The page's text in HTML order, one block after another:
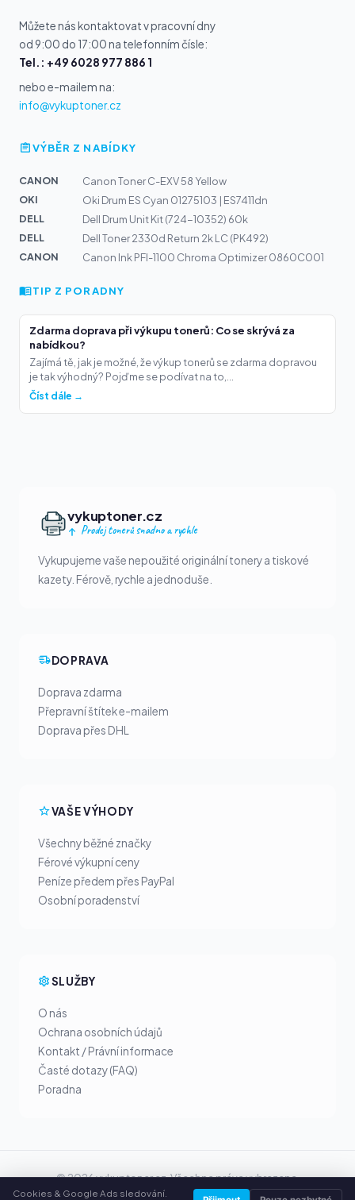
Můžete nás kontaktovat v pracovní dny
od 9:00 do 17:00 na telefonním čísle:
Tel.: +49 6028 977 886 1
nebo e-mailem na:
info@vykuptoner.cz
VÝBĚR Z NABÍDKY
CANON
Canon Toner C-EXV 58 Yellow
OKI
Oki Drum ES Cyan 01275103 | ES7411dn
DELL
Dell Drum Unit Kit (724-10352) 60k
DELL
Dell Toner 2330d Return 2k LC (PK492)
CANON
Canon Ink PFI-1100 Chroma Optimizer 0860C001
TIP Z PORADNY
Zdarma doprava při výkupu tonerů: Co se skrývá za
nabídkou?
Zajímá tě, jak je možné, že výkup tonerů se zdarma dopravou
je tak výhodný? Pojďme se podívat na to,...
Číst dále →
vykuptoner.cz
Prodej tonerů snadno a rychle
Vykupujeme vaše nepoužité originální tonery a tiskové
kazety. Férově, rychle a jednoduše.
DOPRAVA
Doprava zdarma
Přepravní štítek e-mailem
Doprava přes DHL
VAŠE VÝHODY
Všechny běžné značky
Férové výkupní ceny
Peníze předem přes PayPal
Osobní poradenství
SLUŽBY
O nás
Ochrana osobních údajů
Kontakt / Právní informace
Časté dotazy (FAQ)
Poradna
© 2026 vykuptoner.cz. Všechna práva vyhrazena.
Prodej tonerů ve vašem městě
Cookies & Google Ads sledování.